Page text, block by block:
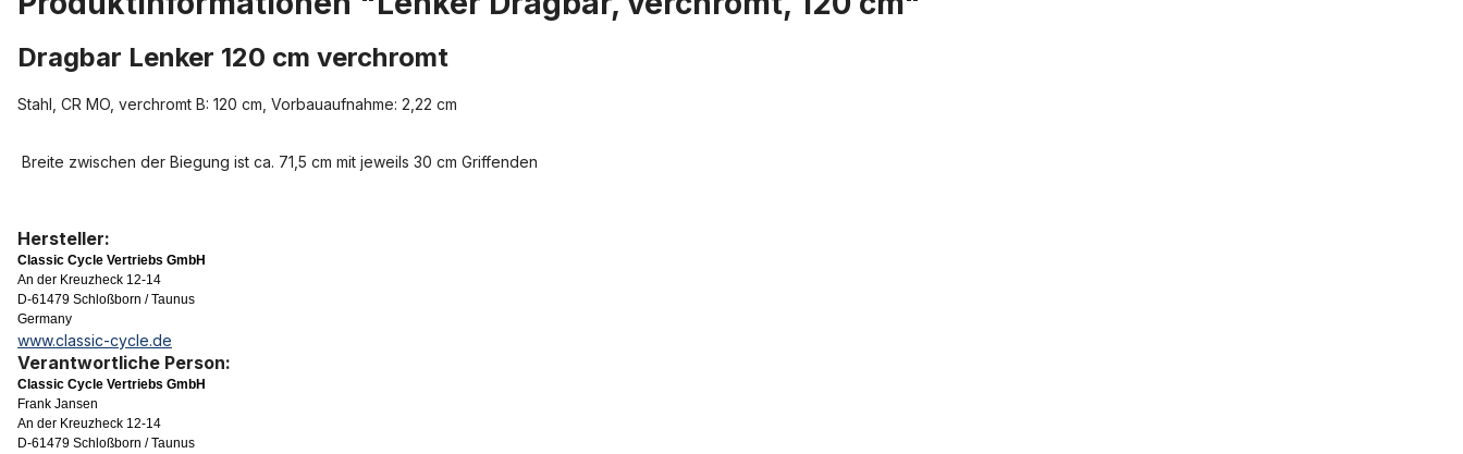
Dragbar Lenker 120 cm verchromt
Stahl, CR MO, verchromt B: 120 cm, Vorbauaufnahme: 2,22 cm
Breite zwischen der Biegung ist ca. 71,5 cm mit jeweils 30 cm Griffenden
Hersteller:
Classic Cycle Vertriebs GmbH
An der Kreuzheck 12-14
D-61479 Schloßborn / Taunus
Germany
www.classic-cycle.de
Verantwortliche Person:
Classic Cycle Vertriebs GmbH
Frank Jansen
An der Kreuzheck 12-14
D-61479 Schloßborn / Taunus